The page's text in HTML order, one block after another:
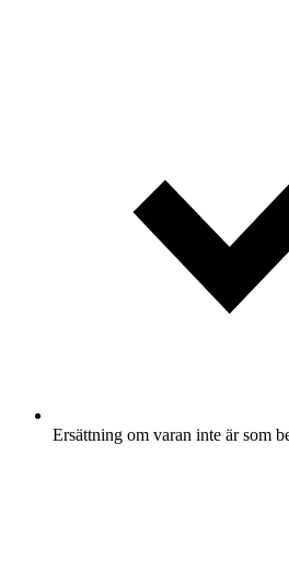
Ersättning om varan inte är som